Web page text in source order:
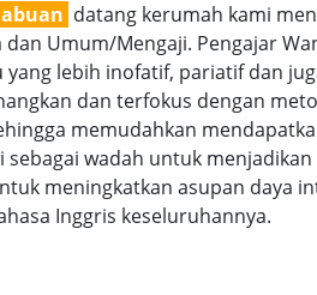
datang kerumah kami
dan Umum/Mengaji. Pengajar
lebih inofatif, pariatif dan
dan terfokus dengan
memudahkan
wadah untuk
meningkatkan asupan daya
Inggris keseluruhannya.